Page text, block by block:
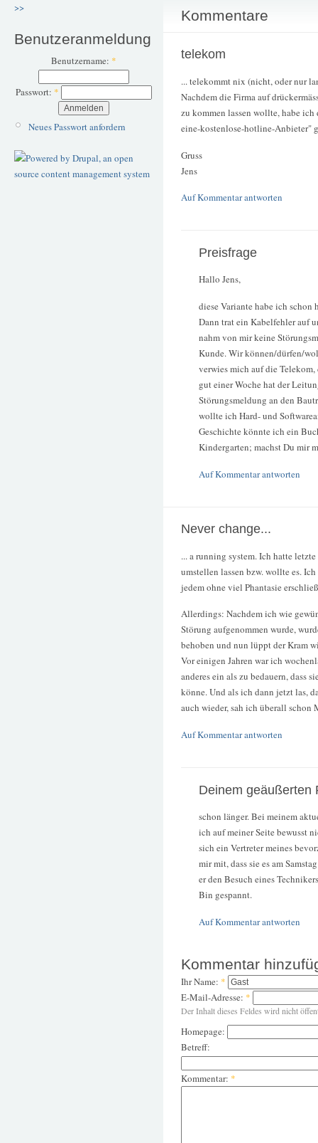
>>
Benutzeranmeldung
Benutzername: *
Passwort: *
Neues Passwort anfordern
Kommentare
telekom
... telekommt nix (nicht, oder nur
Nachdem die Firma auf
zu kommen lassen wollte, habe
eine-kostenlose-hotline-Anbieter"
Gruss
Jens
Auf Kommentar antworten
Preisfrage
Hallo Jens,
diese Variante habe ich
Dann trat ein Kabelfehler auf
nahm von mir keine
Kunde. Wir können/dürfen/
verwies mich auf die
gut einer Woche hat der
Störungsmeldung an den
wollte ich Hard- und
Geschichte könnte ich ein
Kindergarten; machst Du mir
Auf Kommentar antworten
Never change...
... a running system. Ich hatte
umstellen lassen bzw. wollte es.
jedem ohne viel Phantasie
Allerdings: Nachdem ich wie
Störung aufgenommen wurde,
behoben und nun lüppt der Kram
Vor einigen Jahren war ich
anderes ein als zu bedauern, dass
könne. Und als ich dann jetzt las,
auch wieder, sah ich überall schon
Auf Kommentar antworten
Deinem geäußerten
schon länger. Bei meinem
ich auf meiner Seite bewusst
sich ein Vertreter meines
mir mit, dass sie es am
er den Besuch eines
Bin gespannt.
Auf Kommentar antworten
Kommentar
Ihr Name: *
E-Mail-Adresse: *
Der Inhalt dieses Feldes wird nicht
Homepage:
Betreff:
Kommentar: *